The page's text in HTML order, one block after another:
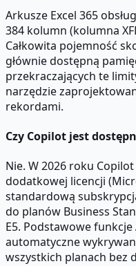
Arkusze Excel 365
384 kolumn (kolumna
Całkowita pojemność
głównie dostępną
przekraczających te
narzędzie
rekordami.
Czy Copilot jest
Nie. W 2026 roku
dodatkowej licencji
standardową
do planów Business
E5. Podstawowe
automatyczne
wszystkich planach bez